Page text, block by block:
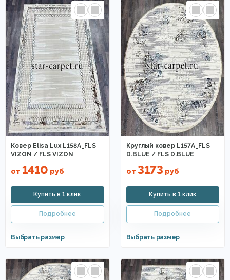
Ковер Elisa Lux L158A_FLS
VIZON / FLS VIZON
от 1410 руб
Круглый ковер L157A_FLS
D.BLUE / FLS D.BLUE
от 3173 руб